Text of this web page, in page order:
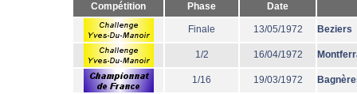
Compétition Phase Date
Finale 13/05/1972 Beziers
1/2 16/04/1972
1/16 19/03/1972